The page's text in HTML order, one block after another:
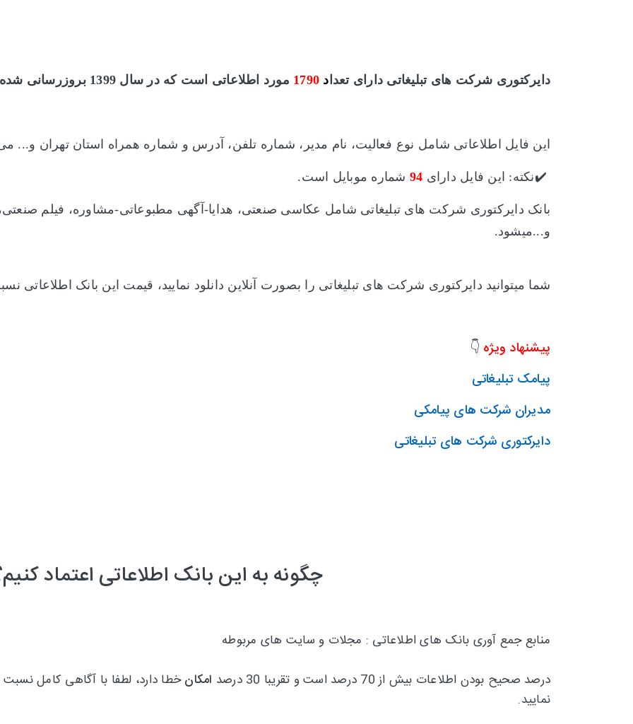
دایرکتوری شرکت های تبلیغاتی دارای تعدا د 1790 مورد اطلاعاتی است که در سال 1399 بروزرسانی شده است.
این فایل اطلاعاتی شامل نوع فعالیت، نام مدیر، شماره تلفن، آدرس و شماره همراه استان تهران و...
✔️نکته: این فایل دارای شماره موبایل است.
بانک دایرکتوری شرکت های تبلیغاتی شامل عکاسی صنعتی، هدایا-آگهی مطبوعاتی-مشاوره، فیلم
و...میشود.
شما میتوانید دایرکتوری شرکت های تبلیغاتی را بصورت آنلاین دانلود نمایید، قیمت این بانک
پیشنهاد ویژه 👇
پیامک تبلیغاتی
مدیران شرکت های پیامکی
دایرکتوری شرکت های تبلیغاتی
چگونه به این بانک اطلاعاتی اعتماد
منابع جمع آوری بانک های اطلاعاتی : مجلات و سایت های مربوطه
درصد صحیح بودن اطلاعات بیش از 70 درصد است و تقریبا 30 درصد
امکانخطا دارد، لطفا با آگاهی کامل
نمایید.